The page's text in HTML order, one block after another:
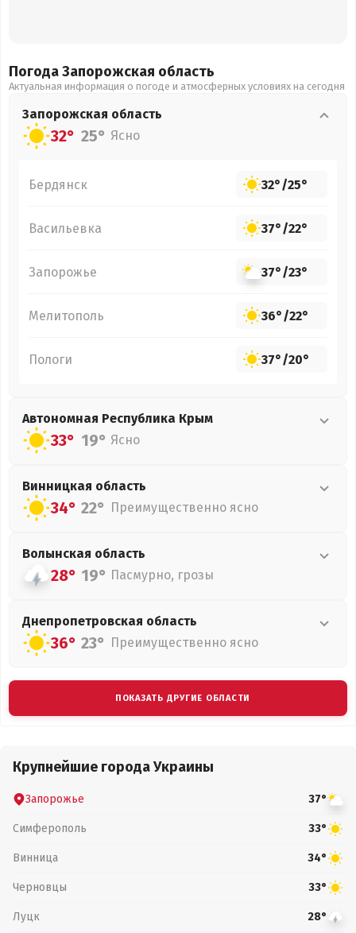
Погода Запорожская область
Актуальная информация о погоде и атмосферных условиях на сегодня
Запорожская область
32° 25° Ясно
Бердянск 32°/25°
Васильевка 37°/22°
Запорожье 37°/23°
Мелитополь 36°/22°
Пологи 37°/20°
Автономная Республика Крым
33° 19° Ясно
Винницкая область
34° 22° Преимущественно ясно
Волынская область
28° 19° Пасмурно, грозы
Днепропетровская область
36° 23° Преимущественно ясно
ПОКАЗАТЬ ДРУГИЕ ОБЛАСТИ
Крупнейшие города Украины
Запорожье 37°
Симферополь 33°
Винница 34°
Черновцы 33°
Луцк 28°